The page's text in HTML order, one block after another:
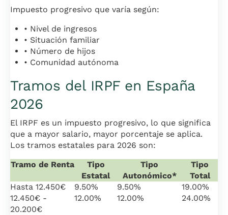
Impuesto progresivo que varía según:
• Nivel de ingresos
• Situación familiar
• Número de hijos
• Comunidad autónoma
Tramos del IRPF en España
2026
El IRPF es un impuesto progresivo, lo que significa
que a mayor salario, mayor porcentaje se aplica.
Los tramos estatales para 2026 son:
Tramo de Renta
Tipo
Estatal
Tipo
Autonómico*
Tipo
Total
Hasta 12.450€
9.50% 9.50%
19.00%
12.450€ -
20.200€
12.00% 12.00% 24.00%